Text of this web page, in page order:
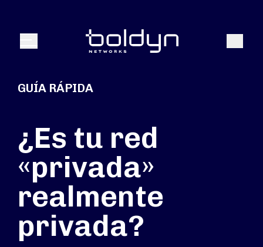
Menú Buscar
GUÍA RÁPIDA
¿Es tu red
«privada»
realmente
privada?